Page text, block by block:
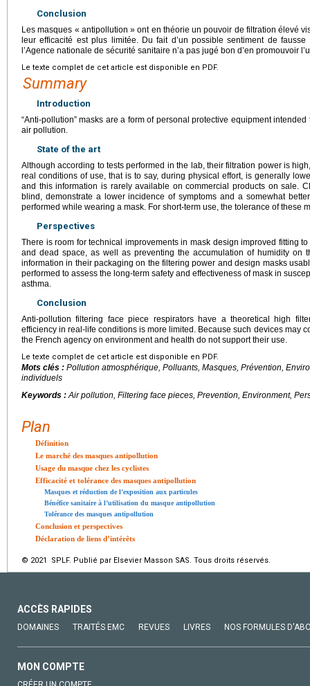
Conclusion
Les masques « antipollution » ont en théorie un pouvoir de filtration élevé
leur efficacité est plus limitée. Du fait d’un possible sentiment de
l’Agence nationale de sécurité sanitaire n’a pas jugé bon d’en promouvoir
Le texte complet de cet article est disponible en PDF.
Summary
Introduction
“Anti-pollution” masks are a form of personal protective equipment
air pollution.
State of the art
Although according to tests performed in the lab, their filtration power is
real conditions of use, that is to say, during physical effort, is generally
and this information is rarely available on commercial products on sale.
blind, demonstrate a lower incidence of symptoms and a somewhat
performed while wearing a mask. For short-term use, the tolerance of these
Perspectives
There is room for technical improvements in mask design improved fitting
and dead space, as well as preventing the accumulation of humidity on
information in their packaging on the filtering power and design masks
performed to assess the long-term safety and effectiveness of mask in
asthma.
Conclusion
Anti-pollution filtering face piece respirators have a theoretical high
efficiency in real-life conditions is more limited. Because such devices may
the French agency on environment and health do not support their use.
Le texte complet de cet article est disponible en PDF.
Mots clés : Pollution atmosphérique, Polluants, Masques, Prévention,
individuels
Keywords :Air pollution, Filtering face pieces, Prevention, Environment,
Plan
Définition
Le marché des masques antipollution
Usage du masque chez les cyclistes
Efficacité et tolérance des masques antipollution
Masques et réduction de l’exposition aux particules
Bénéfice sanitaire à l’utilisation du masque antipollution
Tolérance des masques antipollution
Conclusion et perspectives
Déclaration de liens d’intérêts
© 2021 SPLF. Publié par Elsevier Masson SAS. Tous droits réservés.
ACCÈS RAPIDES
DOMAINES TRAITÉS EMC REVUES LIVRES NOS FORMULES
MON COMPTE